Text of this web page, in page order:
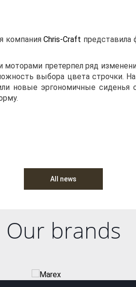
компанияChris-Craft представила
претерпел ряд
выбора цвета строчки.
новые эргономичные
All news
Our brands